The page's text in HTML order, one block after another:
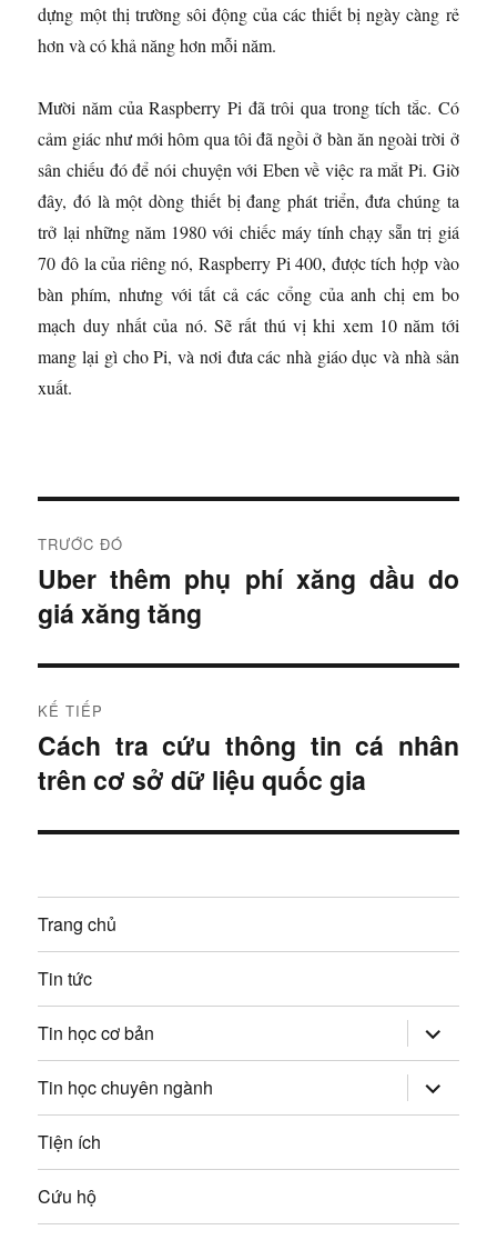
dựng một thị trường sôi động của các thiết bị ngày càng rẻ
hơn và có khả năng hơn mỗi năm.
Mười năm của Raspberry Pi đã trôi qua trong tích tắc. Có
cảm giác như mới hôm qua tôi đã ngồi ở bàn ăn ngoài trời ở
sân chiếu đó để nói chuyện với Eben về việc ra mắt Pi. Giờ
đây, đó là một dòng thiết bị đang phát triển, đưa chúng ta
trở lại những năm 1980 với chiếc máy tính chạy sẵn trị giá
70 đô la của riêng nó, Raspberry Pi 400, được tích hợp vào
bàn phím, nhưng với tất cả các cổng của anh chị em bo
mạch duy nhất của nó. Sẽ rất thú vị khi xem 10 năm tới
mang lại gì cho Pi, và nơi đưa các nhà giáo dục và nhà sản
xuất.
i
ề
u
h
ư
g
b
à
i
v
i
ế
t
TRƯỚC ĐÓ
B
à
t
r
ư
ớ
c
:
Uber thêm phụ phí xăng dầu do
giá xăng tăng
KẾ TIẾP
B
à
t
ế
p
Cách tra cứu thông tin cá nhân
trên cơ sở dữ liệu quốc gia
Trang chủ
Tin tức
Tin học cơ bản mở
rộng
trình
đơn
con
Tin học chuyên ngành mở
rộng
trình
Tiện ích
Cứu hộ